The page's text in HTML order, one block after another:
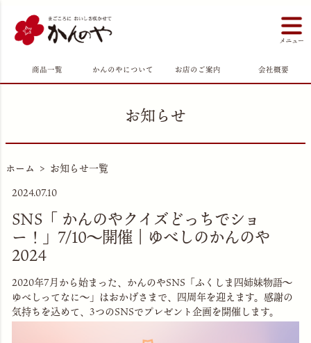
商品一覧 かんのやについて お店のご案内 会社概要
お知らせ
ホーム
お知らせ一覧
2024.07.10
SNS「 かんのやクイズどっちでショ
ー！」7/10〜開催｜ゆべしのかんのや
2024
2020年7月から始まった、かんのやSNS「ふくしま四姉妹物語～
ゆべしってなに～」はおかげさまで、四周年を迎えます。感謝の
気持ちを込めて、3つのSNSでプレゼント企画を開催します。